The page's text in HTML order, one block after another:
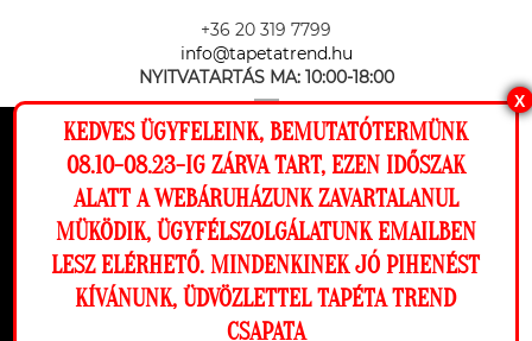
Ez a weboldal cookie-kat használ, hogy a
lehető legjobb élményt nyújtsa honlapunkon.
Beállítások
Elutasítom Engedélyezem
+36 20 319 7799
info@tapetatrend.hu
NYITVATARTÁS MA: 10:00-18:00
Az online fizetést a Barion Payment Zrt. biztosítja, MNB engedély
száma: H-EN-I-1064/2013
X
KEDVES ÜGYFELEINK, BEMUTATÓTERMÜNK
08.10-08.23-IG ZÁRVA TART, EZEN IDŐSZAK
ALATT A WEBÁRUHÁZUNK ZAVARTALANUL
MÜKÖDIK, ÜGYFÉLSZOLGÁLATUNK EMAILBEN
LESZ ELÉRHETŐ. MINDENKINEK JÓ PIHENÉST
KÍVÁNUNK, ÜDVÖZLETTEL TAPÉTA TREND
CSAPATA